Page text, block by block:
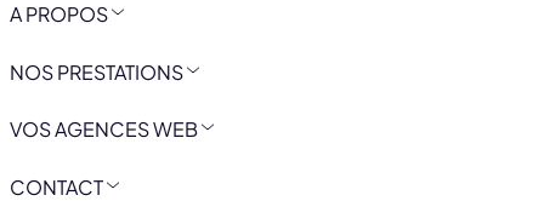
A PROPOS
NOS PRESTATIONS
VOS AGENCES WEB
CONTACT